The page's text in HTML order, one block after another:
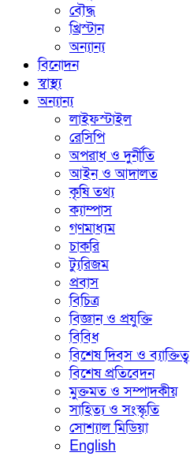
বৌদ্ধ
খ্রিস্টান
অন্যান্য
বিনোদন
স্বাস্থ্য
অন্যান্য
লাইফস্টাইল
রেসিপি
অপরাধ ও দুর্নীতি
আইন ও আদালত
কৃষি তথ্য
ক্যাম্পাস
গণমাধ্যম
চাকরি
ট্যুরিজম
প্রবাস
বিচিত্র
বিজ্ঞান ও প্রযুক্তি
বিবিধ
বিশেষ দিবস ও ব্যাক্তিত্ব
বিশেষ প্রতিবেদন
মুক্তমত ও সম্পাদকীয়
সাহিত্য ও সংস্কৃতি
সোশ্যাল মিডিয়া
English